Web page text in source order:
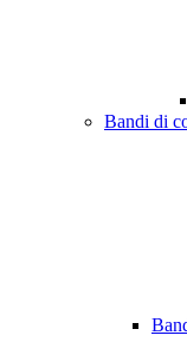
Bandi di